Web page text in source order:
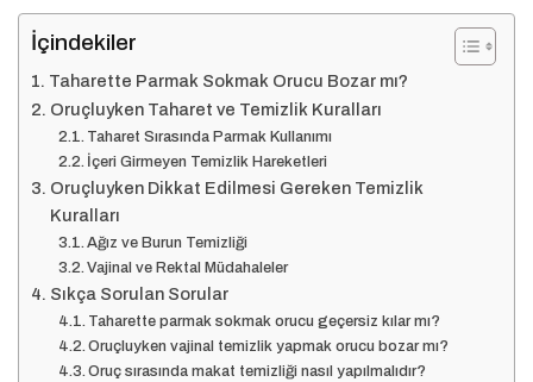
İçindekiler
Taharette Parmak Sokmak Orucu Bozar mı?
Oruçluyken Taharet ve Temizlik Kuralları
Taharet Sırasında Parmak Kullanımı
İçeri Girmeyen Temizlik Hareketleri
Oruçluyken Dikkat Edilmesi Gereken Temizlik
Kuralları
Ağız ve Burun Temizliği
Vajinal ve Rektal Müdahaleler
Sıkça Sorulan Sorular
Taharette parmak sokmak orucu geçersiz kılar mı?
Oruçluyken vajinal temizlik yapmak orucu bozar mı?
Oruç sırasında makat temizliği nasıl yapılmalıdır?